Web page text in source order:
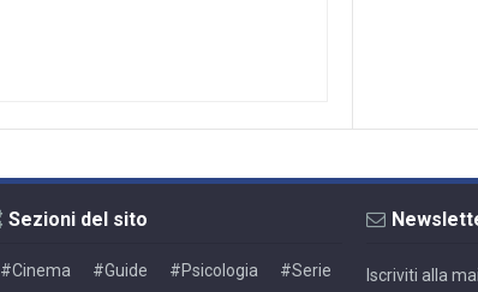
Sezioni del sito
#Cinema #Guide #Psicologia
#Serie
Iscriviti alla